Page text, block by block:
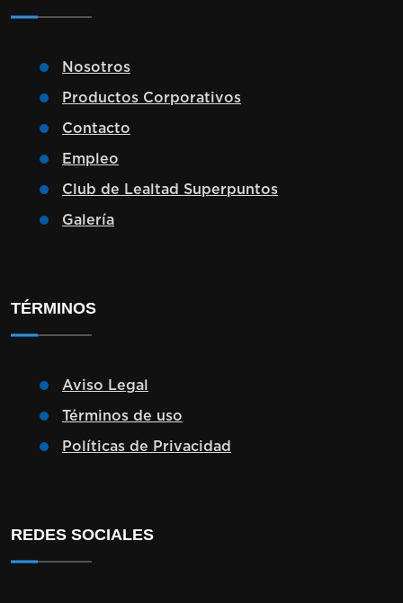
Nosotros
Productos Corporativos
Contacto
Empleo
Club de Lealtad Superpuntos
Galería
TÉRMINOS
Aviso Legal
Términos de uso
Políticas de Privacidad
REDES SOCIALES